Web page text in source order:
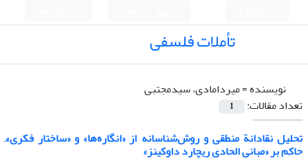
تأملات فلسفی
نویسنده =میردامادی، سیدمجتبی
تعداد مقالات:
1
تحلیل نقادانة منطقی و روش‌شناسانه از «انگاره‌ها» و «ساختار فکری»ِ
حاکم بر «مبانی الحادی ریچارد داوکینز»